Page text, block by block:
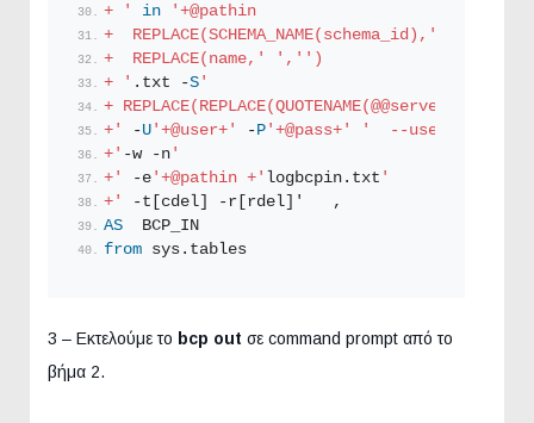
+ '
in
'+@pathin
+  REPLACE(SCHEMA_NAME(schema_id),'
+  REPLACE(name,'
',' ')
+ ' .txt -S '
+ REPLACE(REPLACE(QUOTENAME(@@servername),'
+'
-U '+@user+' -P '+@pass+'
'  --username
+' -w -n '
+'
-e '+@pathin +' logbcpin.txt '
+'
-t[cdel] -r[rdel]'   ,
AS
  BCP_IN
from sys.tables
3 – Εκτελούμε το bcp out σε command prompt από το
βήμα 2.